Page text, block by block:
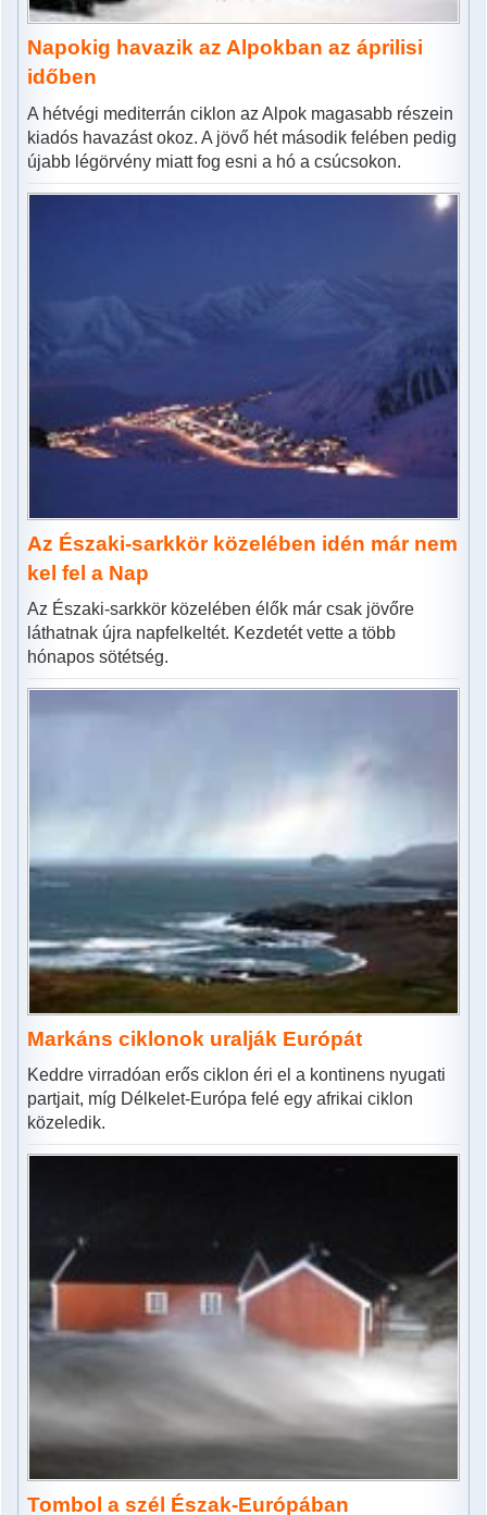
Napokig havazik az Alpokban az áprilisi
időben
A hétvégi mediterrán ciklon az Alpok magasabb részein
kiadós havazást okoz. A jövő hét második felében pedig
újabb légörvény miatt fog esni a hó a csúcsokon.
Az Északi-sarkkör közelében idén már nem
kel fel a Nap
Az Északi-sarkkör közelében élők már csak jövőre
láthatnak újra napfelkeltét. Kezdetét vette a több
hónapos sötétség.
Markáns ciklonok uralják Európát
Keddre virradóan erős ciklon éri el a kontinens nyugati
partjait, míg Délkelet-Európa felé egy afrikai ciklon
közeledik.
Tombol a szél Észak-Európában